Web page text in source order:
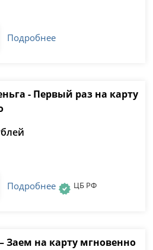
Подробнее
- Первый раз на карту
Подробнее ЦБ РФ
Заем на карту мгновенно